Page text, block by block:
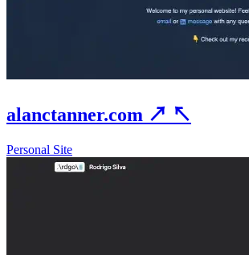
alanctanner.com ↗ ↖
Personal Site